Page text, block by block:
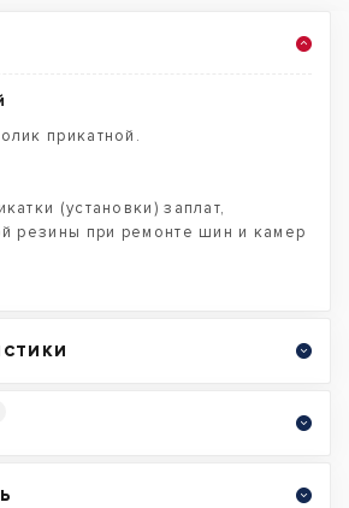
прикатной.
(установки) заплат,
резины при ремонте шин и камер